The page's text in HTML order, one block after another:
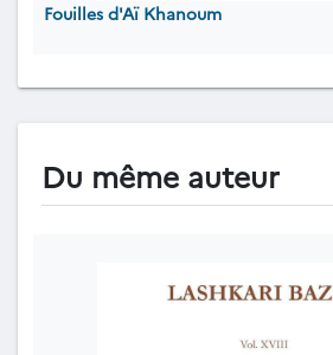
Fouilles d'Aï Khanoum
Du même auteur